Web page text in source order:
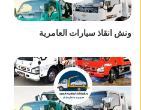
ونش انقاذ سيارات العامرية